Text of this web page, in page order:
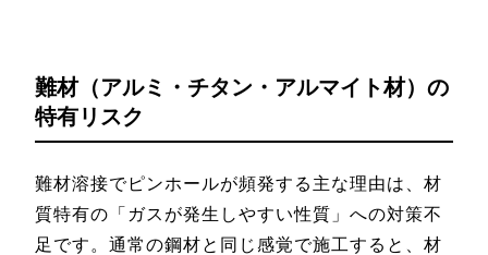
難材（アルミ・チタン・アルマイト材）の
特有リスク
難材溶接でピンホールが頻発する主な理由は、材
質特有の「ガスが発生しやすい性質」への対策不
足です。通常の鋼材と同じ感覚で施工すると、材